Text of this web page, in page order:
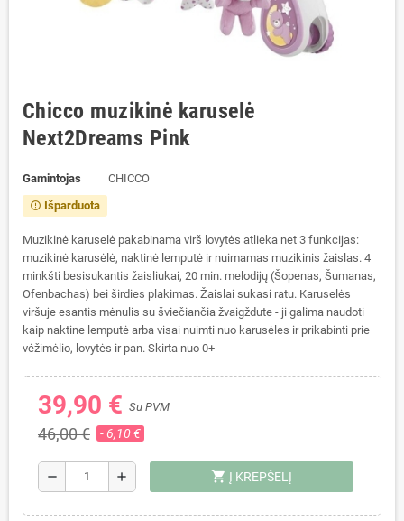
Chicco muzikinė karuselė
Next2Dreams Pink
Gamintojas CHICCO
error_outline Išparduota
Muzikinė karuselė pakabinama virš lovytės atlieka net 3 funkcijas:
muzikinė karusėlė, naktinė lemputė ir nuimamas muzikinis žaislas. 4
minkšti besisukantis žaisliukai, 20 min. melodijų (Šopenas, Šumanas,
Ofenbachas) bei širdies plakimas. Žaislai sukasi ratu. Karuselės
viršuje esantis mėnulis su šviečiančia žvaigždute - ji galima naudoti
kaip naktine lemputė arba visai nuimti nuo karusėles ir prikabinti prie
vėžimėlio, lovytės ir pan. Skirta nuo 0+
39,90 € Su PVM
46,00 € - 6,10 €
remove add shopping_cart Į KREPŠELĮ